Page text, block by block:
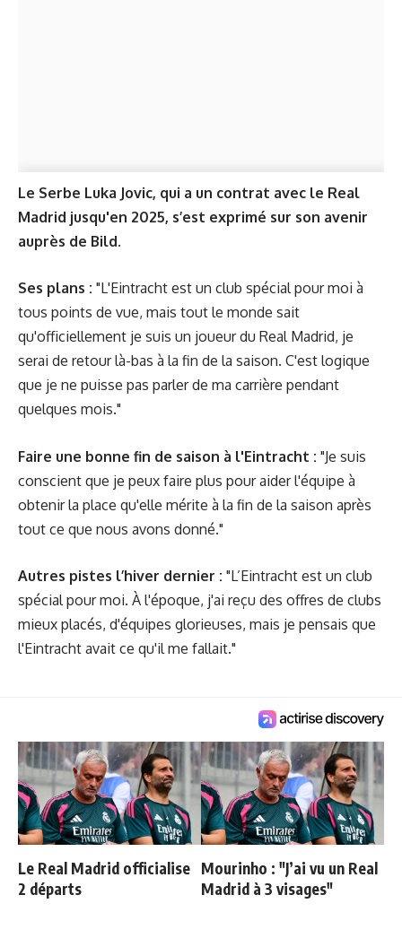
Le Serbe Luka Jovic, qui a un contrat avec le Real
Madrid jusqu'en 2025, s’est exprimé sur son avenir
auprès de Bild.
Ses plans : "L'Eintracht est un club spécial pour moi à
tous points de vue, mais tout le monde sait
qu'officiellement je suis un joueur du Real Madrid, je
serai de retour là-bas à la fin de la saison. C'est logique
que je ne puisse pas parler de ma carrière pendant
quelques mois."
Faire une bonne fin de saison à l'Eintracht : "Je suis
conscient que je peux faire plus pour aider l'équipe à
obtenir la place qu'elle mérite à la fin de la saison après
tout ce que nous avons donné."
Autres pistes l’hiver dernier : "L’Eintracht est un club
spécial pour moi. À l'époque, j'ai reçu des offres de clubs
mieux placés, d'équipes glorieuses, mais je pensais que
l'Eintracht avait ce qu'il me fallait."
Le Real Madrid officialise
2 départs
Mourinho : "J’ai vu un Real
Madrid à 3 visages"